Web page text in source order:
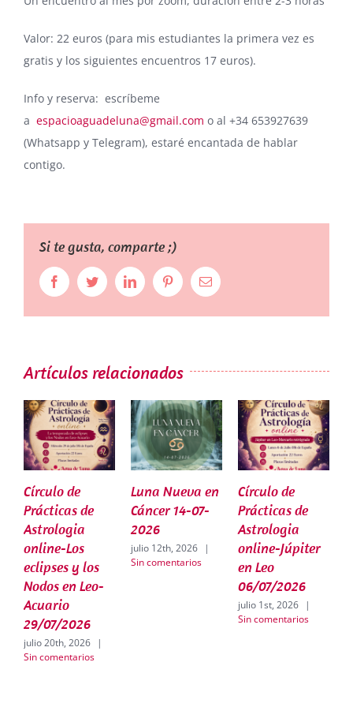
Valor: 22 euros (para mis estudiantes la primera vez es
gratis y los siguientes encuentros 17 euros).
Info y reserva: escríbeme
a espacioaguadeluna@gmail.com o al +34 653927639
(Whatsapp y Telegram), estaré encantada de hablar
contigo.
Si te gusta, comparte ;)
FacebookTwitterLinkedIn PinterestCorreo
electrónico
Artículos relacionados
Círculo de
Prácticas de
Astrologia
online-Los
eclipses y los
Nodos en Leo-
Acuario
29/07/2026
julio 20th, 2026
|
Sin comentarios
Luna Nueva en
Cáncer 14-07-
2026
julio 12th, 2026
|
Sin comentarios
Círculo de
Prácticas de
Astrologia
online-Júpiter
en Leo
06/07/2026
julio 1st, 2026
|
Sin comentarios